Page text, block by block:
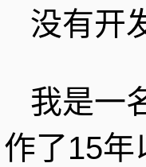
没有开
我是一
作了15年